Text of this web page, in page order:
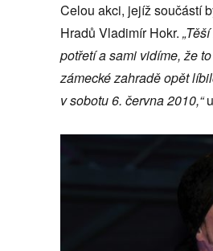
Celou akci, jejíž součástí
Hradů Vladimír Hokr.
potřetí a sami vidíme, že
zámecké zahradě opět
v sobotu 6. června 2010,“